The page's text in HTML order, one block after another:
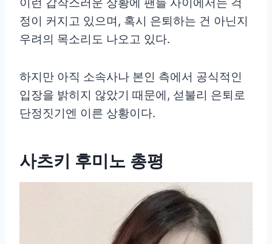
이런 갑작스러운 상황에 팬들 사이에서는 걱
정이 커지고 있으며, 혹시 은퇴하는 건 아닌지
우려의 목소리도 나오고 있다.
하지만 아직 소속사나 본인 측에서 공식적인
입장을 밝히지 않았기 때문에, 섣불리 은퇴로
단정짓기엔 이른 상황이다.
사츠키 후미노 총평